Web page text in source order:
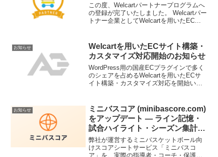
この度、Welcartパートナープログラムへ
の登録が完了いたしました。 Welcartパー
トナー企業としてWelcartを用いたECサ
Welcartを用いた新...
お知らせ
Welcartを用いたECサイト構築・
カスタマイズ対応開始のお知らせ
WordPress用の国産ECプラグインで多く
のシェアを占めるWelcartを用いたECサ
イト構築・カスタマイズ対応を開始いた
も対応いたしますので、お気軽にご連...
お知らせ
ミニバスコア (minibascore.com)
をアップデート — ライン記憶・
試合ハイライト・シーズン集計を
追加
弊社が運営するミニバスケットボール向
けスコアシートサービス「ミニバスコ
ア」を、実際の指導者・コーチ・保護者